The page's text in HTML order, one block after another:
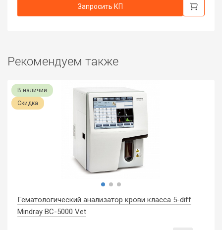
Запросить КП
Рекомендуем также
В наличии
Скидка
Гематологический анализатор крови класса 5-diff
Mindray BC-5000 Vet